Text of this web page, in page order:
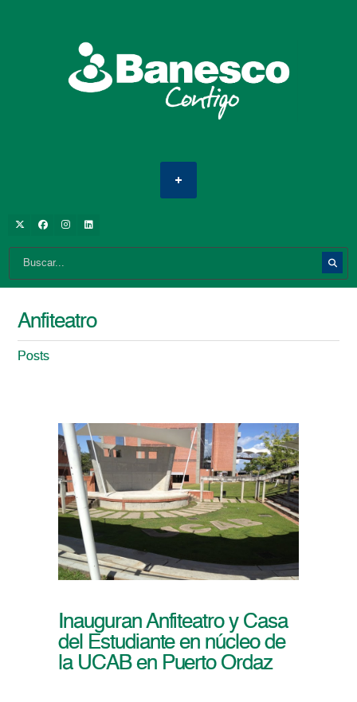
Anfiteatro
Posts
Inauguran Anfiteatro y Casa
del Estudiante en núcleo de
la UCAB en Puerto Ordaz